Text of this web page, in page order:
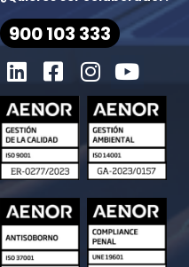
900 103 333